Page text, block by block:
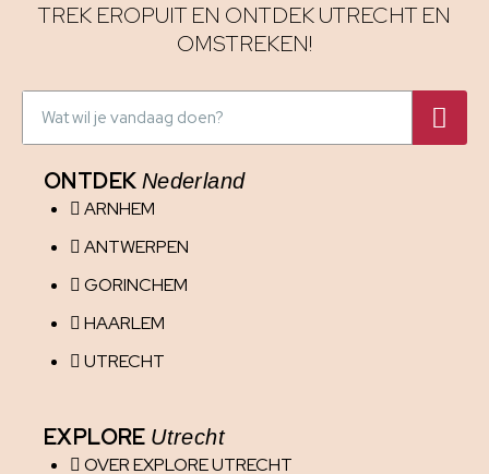
TREK EROPUIT EN ONTDEK UTRECHT EN
OMSTREKEN!
ONTDEK Nederland
ARNHEM
ANTWERPEN
GORINCHEM
HAARLEM
UTRECHT
EXPLORE Utrecht
OVER EXPLORE UTRECHT